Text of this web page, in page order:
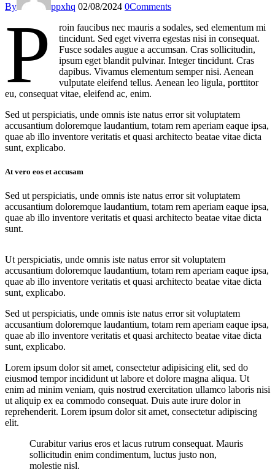
By ppxhq 02/08/2024 0Comments
P
roin faucibus nec mauris a sodales, sed elementum mi
tincidunt. Sed eget viverra egestas nisi in consequat.
Fusce sodales augue a accumsan. Cras sollicitudin,
ipsum eget blandit pulvinar. Integer tincidunt. Cras
dapibus. Vivamus elementum semper nisi. Aenean
vulputate eleifend tellus. Aenean leo ligula, porttitor
eu, consequat vitae, eleifend ac, enim.
Sed ut perspiciatis, unde omnis iste natus error sit voluptatem
accusantium doloremque laudantium, totam rem aperiam eaque ipsa,
quae ab illo inventore veritatis et quasi architecto beatae vitae dicta
sunt, explicabo.
At vero eos et accusam
Sed ut perspiciatis, unde omnis iste natus error sit voluptatem
accusantium doloremque laudantium, totam rem aperiam eaque ipsa,
quae ab illo inventore veritatis et quasi architecto beatae vitae dicta
sunt.
Ut perspiciatis, unde omnis iste natus error sit voluptatem
accusantium doloremque laudantium, totam rem aperiam eaque ipsa,
quae ab illo inventore veritatis et quasi architecto beatae vitae dicta
sunt, explicabo.
Sed ut perspiciatis, unde omnis iste natus error sit voluptatem
accusantium doloremque laudantium, totam rem aperiam eaque ipsa,
quae ab illo inventore veritatis et quasi architecto beatae vitae dicta
sunt, explicabo.
Lorem ipsum dolor sit amet, consectetur adipisicing elit, sed do
eiusmod tempor incididunt ut labore et dolore magna aliqua. Ut
enim ad minim veniam, quis nostrud exercitation ullamco laboris nisi
ut aliquip ex ea commodo consequat. Duis aute irure dolor in
reprehenderit. Lorem ipsum dolor sit amet, consectetur adipiscing
elit.
Curabitur varius eros et lacus rutrum consequat. Mauris
sollicitudin enim condimentum, luctus justo non,
molestie nisl.